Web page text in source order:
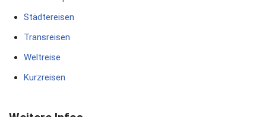
Städtereisen
Transreisen
Weltreise
Kurzreisen